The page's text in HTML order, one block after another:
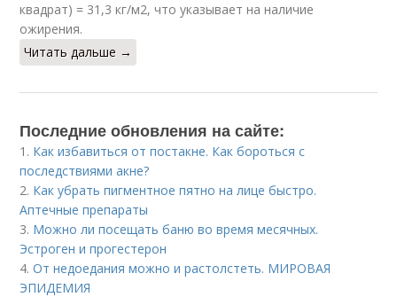
квадрат) = 31,3 кг/м2, что указывает на наличие
ожирения.
Читать дальше →
Последние обновления на сайте:
1. Как избавиться от постакне. Как бороться с
последствиями акне?
2. Как убрать пигментное пятно на лице быстро.
Аптечные препараты
3. Можно ли посещать баню во время месячных.
Эстроген и прогестерон
4.От недоедания можно и растолстеть. МИРОВАЯ
ЭПИДЕМИЯ